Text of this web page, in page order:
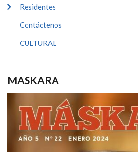
Residentes
Contáctenos
CULTURAL
MASKARA